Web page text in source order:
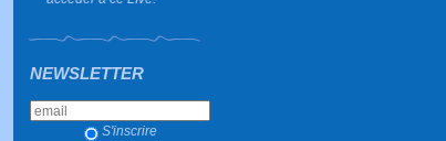
NEWSLETTER
S'inscrire